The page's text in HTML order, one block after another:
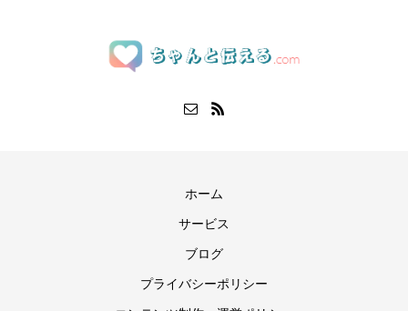
ホーム
サービス
ブログ
プライバシーポリシー